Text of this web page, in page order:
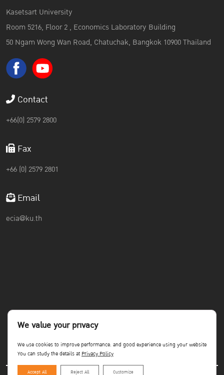
Kasetsart University
Room 5216, Floor 2 , Economics Laboratory Building
50 Ngam Wong Wan Road, Chatuchak, Bangkok 10900 Thailand
Contact
+66(0) 2579 2800
Fax
+66 (0) 2579 2801
Email
ecia@ku.th
We value your privacy
We use cookies to improve performance. and good experience using your website
You can study the details atPrivacy Policy
Accept All Reject All Customize